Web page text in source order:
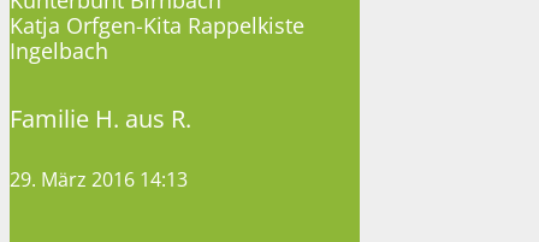
Katja Orfgen-Kita Rappelkiste
Ingelbach
Familie H. aus R.
29. März 2016 14:13